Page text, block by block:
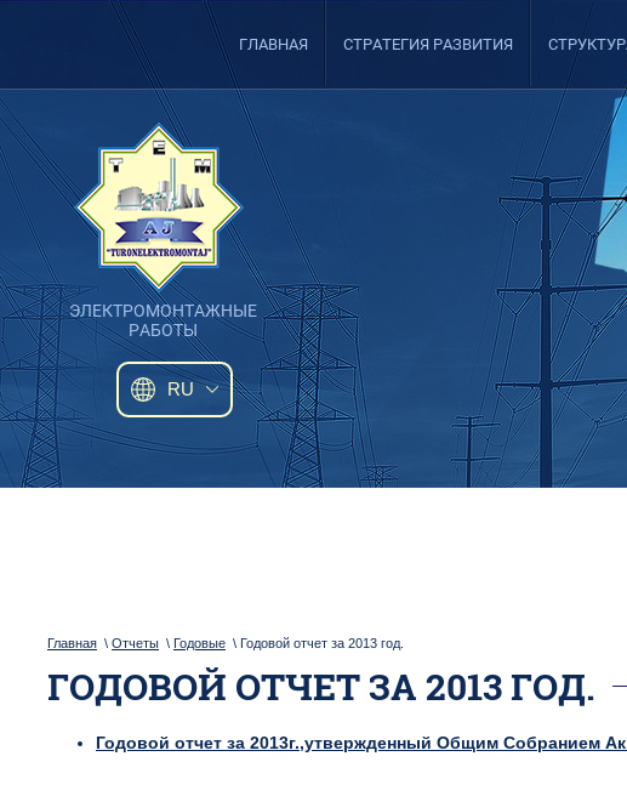
ЭЛЕКТРОМОНТАЖНЫЕ
РАБОТЫ
RU
ГЛАВНАЯ СТРАТЕГИЯ РАЗВИТИЯ
Главная \ Отчеты \ Годовые \ Годовой отчет за 2013 год.
ГОДОВОЙ ОТЧЕТ ЗА 2013 ГОД.
Годовой отчет за 2013г.,утвержденный Общим Собранием